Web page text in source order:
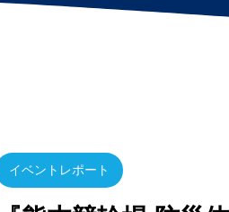
トツアー スペ
染
イベントレポート